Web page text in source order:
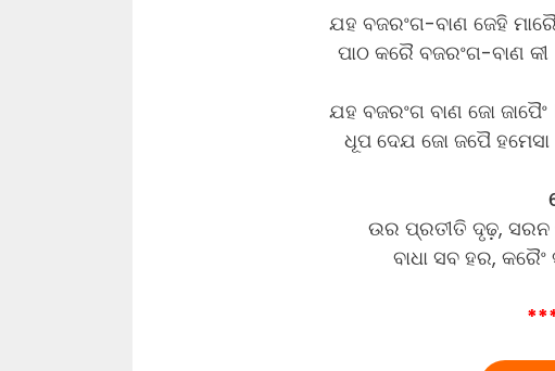
ଯହ ବଜରଂଗ-ବାଣ ଜେହି
ପାଠ କରୈ ବଜରଂଗ-ବାଣ କୀ
ଯହ ବଜରଂଗ ବାଣ ଜୋ ଜାପୈଂ
ଧୂପ ଦେଯ ଜୋ ଜପୈ ହମେସା
ଉର ପ୍ରତୀତି ଦୃଢ଼, ସରନ
ବାଧା ସବ ହର,